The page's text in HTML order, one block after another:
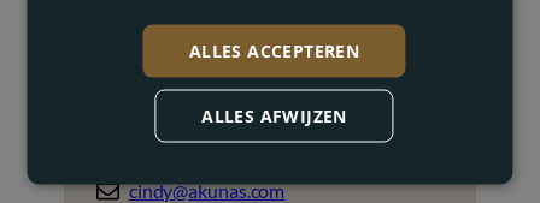
Cindy Mannaerts
Vastgoedmakelaar
+34 672 24 73 86
cindy@akunas.com
ALLES ACCEPTEREN
ALLES AFWIJZEN